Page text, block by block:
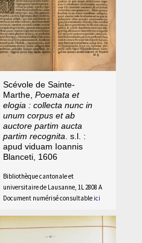
Scévole de Sainte-
Marthe, Poemata et
elogia : collecta nunc in
unum corpus et ab
auctore partim aucta
partim recognita . s.l. :
apud viduam Ioannis
Blanceti, 1606
Bibliothèque cantonale et
universitaire de Lausanne, 1L 2808 A
Document numérisé consultable ici